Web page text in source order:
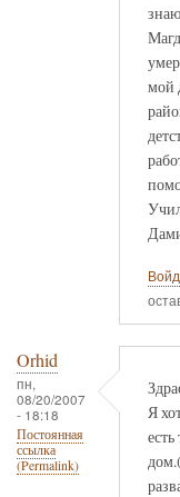
мой
Orhid
пн,
08/20/2007
- 18:18
Постоянная
ссылка
(Permalink)
Я